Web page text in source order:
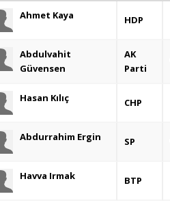
Ahmet Kaya HDP
Abdulvahit
Güvensen
AK
Parti
Hasan Kılıç CHP
Abdurrahim Ergin SP
Havva Irmak BTP